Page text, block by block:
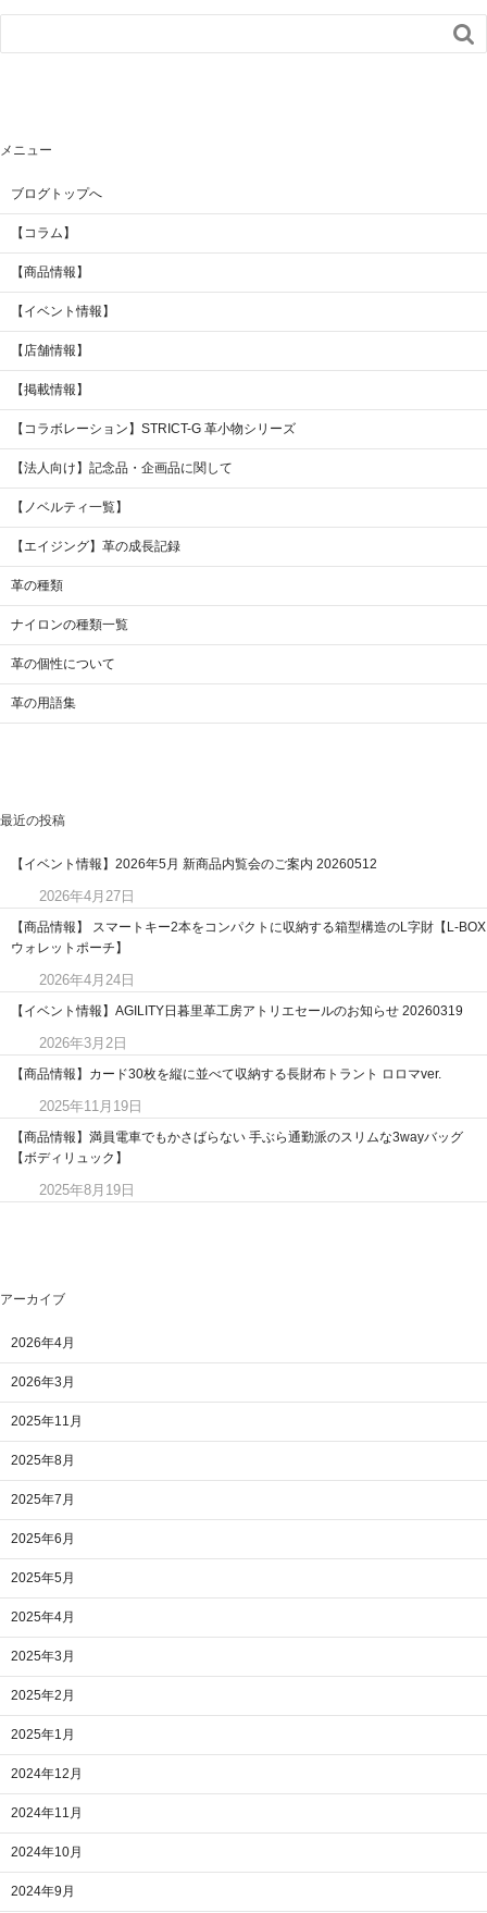

メニュー
ブログトップへ
【コラム】
【商品情報】
【イベント情報】
【店舗情報】
【掲載情報】
【コラボレーション】STRICT-G 革小物シリーズ
【法人向け】記念品・企画品に関して
【ノベルティ一覧】
【エイジング】革の成長記録
革の種類
ナイロンの種類一覧
革の個性について
革の用語集
最近の投稿
【イベント情報】2026年5月 新商品内覧会のご案内 20260512
2026年4月27日
【商品情報】 スマートキー2本をコンパクトに収納する箱型構造のL字財【L-BOX
ウォレットポーチ】
2026年4月24日
【イベント情報】AGILITY日暮里革工房アトリエセールのお知らせ 20260319
2026年3月2日
【商品情報】カード30枚を縦に並べて収納する長財布トラント ロロマver.
2025年11月19日
【商品情報】満員電車でもかさばらない 手ぶら通勤派のスリムな3wayバッグ
【ボディリュック】
2025年8月19日
アーカイブ
2026年4月
2026年3月
2025年11月
2025年8月
2025年7月
2025年6月
2025年5月
2025年4月
2025年3月
2025年2月
2025年1月
2024年12月
2024年11月
2024年10月
2024年9月